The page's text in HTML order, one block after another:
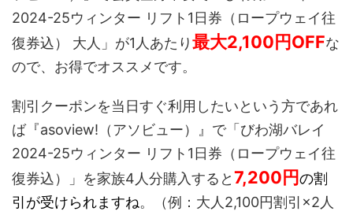
2024-25ウィンター リフト1日券（ロープウェイ往
復券込） 大人」が1人あたり最大2,100円OFFな
ので、お得でオススメです。
割引クーポンを当日すぐ利用したいという方であれ
ば『asoview!（アソビュー）』で「びわ湖バレイ
2024-25ウィンター リフト1日券（ロープウェイ往
復券込）」を家族4人分購入すると7,200円の割
引が受けられますね。（例：大人2,100円割引×2人